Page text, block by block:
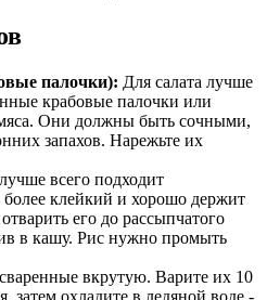
палочки): Для салата лучше
крабовые палочки или
Они должны быть сочными,
запахов. Нарежьте их
всего подходит
клейкий и хорошо держит
его до рассыпчатого
в кашу. Рис нужно промыть
вкрутую. Варите их 10
затем охладите в ледяной воде -